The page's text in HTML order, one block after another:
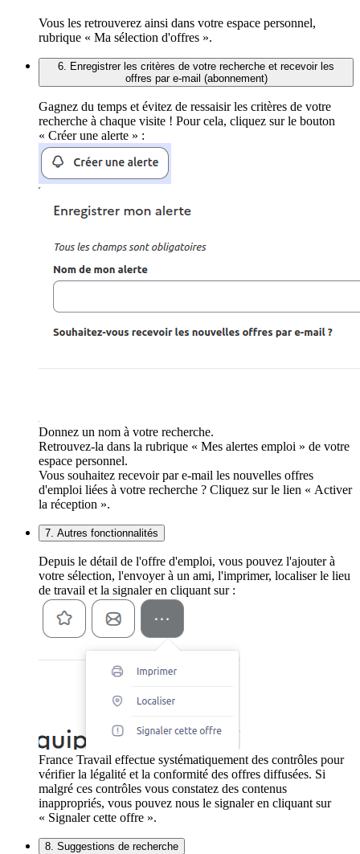
Vous les retrouverez ainsi dans votre espace personnel,
rubrique « Ma sélection d'offres ».
6. Enregistrer les critères de votre recherche et recevoir les
offres par e-mail (abonnement)
Gagnez du temps et évitez de ressaisir les critères de votre
recherche à chaque visite ! Pour cela, cliquez sur le bouton
« Créer une alerte » :
Donnez un nom à votre recherche.
Retrouvez-la dans la rubrique « Mes alertes emploi » de votre
espace personnel.
Vous souhaitez recevoir par e-mail les nouvelles offres
d'emploi liées à votre recherche ? Cliquez sur le lien « Activer
la réception ».
7. Autres fonctionnalités
Depuis le détail de l'offre d'emploi, vous pouvez l'ajouter à
votre sélection, l'envoyer à un ami, l'imprimer, localiser le lieu
de travail et la signaler en cliquant sur :
France Travail effectue systématiquement des contrôles pour
vérifier la légalité et la conformité des offres diffusées. Si
malgré ces contrôles vous constatez des contenus
inappropriés, vous pouvez nous le signaler en cliquant sur
« Signaler cette offre ».
8. Suggestions de recherche